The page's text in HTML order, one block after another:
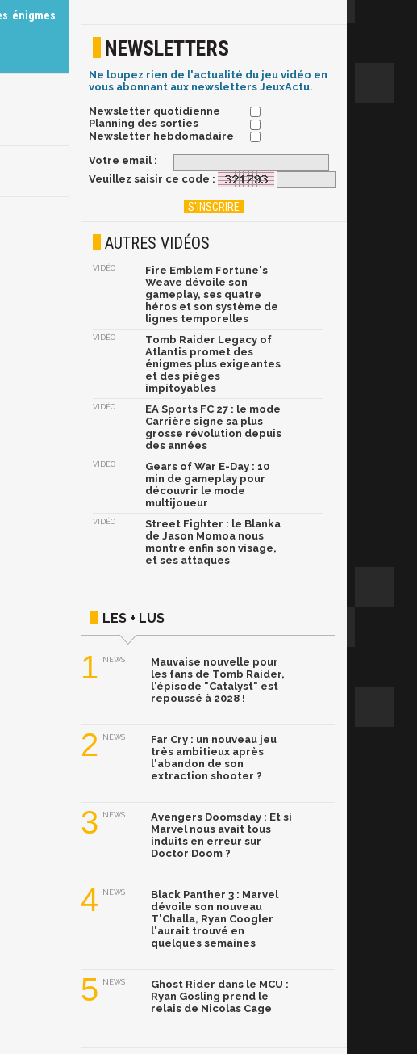
énigmes
NEWSLETTERS
Ne loupez rien de l'actualité du jeu vidéo en
vous abonnant aux newsletters JeuxActu.
Newsletter quotidienne
Planning des sorties
Newsletter hebdomadaire
Votre email :
Veuillez saisir ce code :
AUTRES VIDÉOS
VIDÉO
Fire Emblem Fortune's
Weave dévoile son
gameplay, ses quatre
héros et son système de
lignes temporelles
VIDÉO
Tomb Raider Legacy of
Atlantis promet des
énigmes plus exigeantes
et des pièges
impitoyables
VIDÉO
EA Sports FC 27 : le mode
Carrière signe sa plus
grosse révolution depuis
des années
VIDÉO
Gears of War E-Day : 10
min de gameplay pour
découvrir le mode
multijoueur
VIDÉO
Street Fighter : le Blanka
de Jason Momoa nous
montre enfin son visage,
et ses attaques
LES + LUS
1 NEWS
Mauvaise nouvelle pour
les fans de Tomb Raider,
l'épisode "Catalyst" est
repoussé à 2028 !
2 NEWS
Far Cry : un nouveau jeu
très ambitieux après
l'abandon de son
extraction shooter ?
3 NEWS
Avengers Doomsday : Et si
Marvel nous avait tous
induits en erreur sur
Doctor Doom ?
4 NEWS
Black Panther 3 : Marvel
dévoile son nouveau
T'Challa, Ryan Coogler
l'aurait trouvé en
quelques semaines
5 NEWS
Ghost Rider dans le MCU :
Ryan Gosling prend le
relais de Nicolas Cage